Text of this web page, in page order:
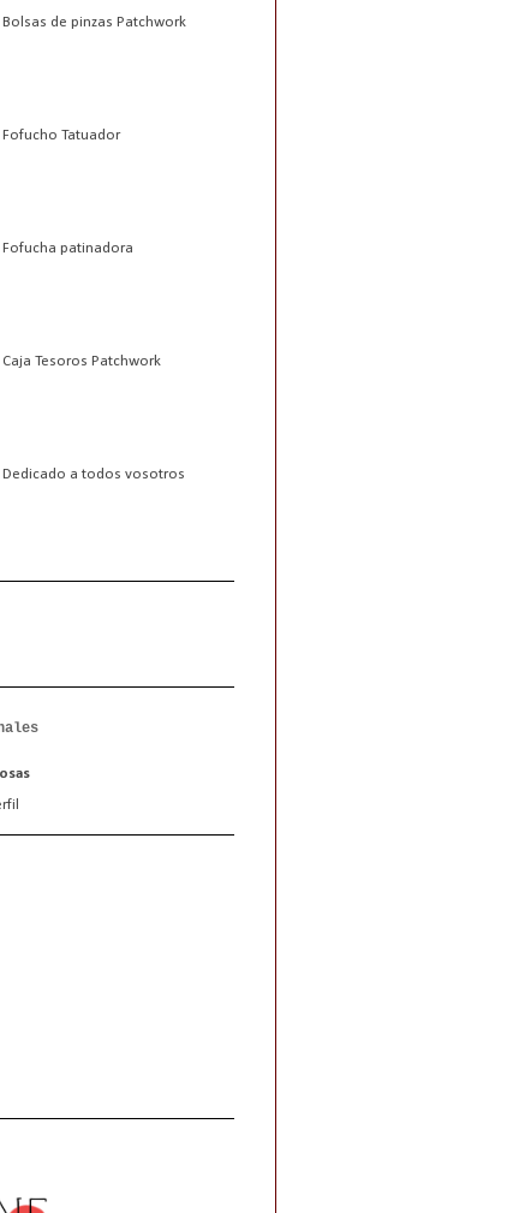
Bolsas de pinzas Patchwork
Fofucho Tatuador
Fofucha patinadora
Caja Tesoros Patchwork
Dedicado a todos vosotros